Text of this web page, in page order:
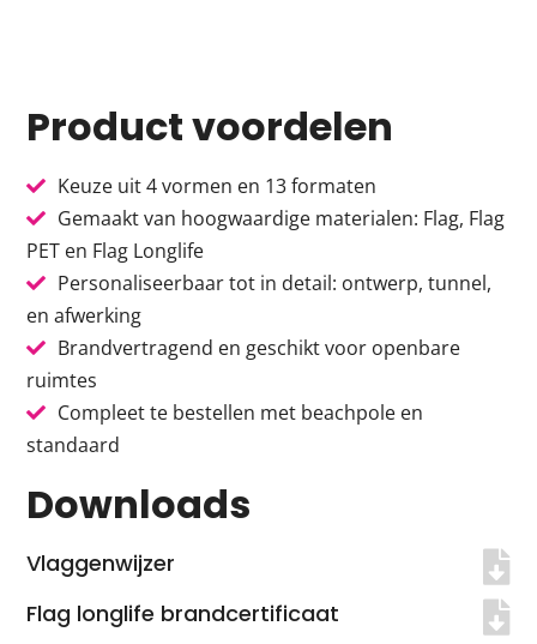
Product voordelen
Keuze uit 4 vormen en 13 formaten
Gemaakt van hoogwaardige materialen: Flag, Flag
PET en Flag Longlife
Personaliseerbaar tot in detail: ontwerp, tunnel,
en afwerking
Brandvertragend en geschikt voor openbare
ruimtes
Compleet te bestellen met beachpole en
standaard
Downloads
Vlaggenwijzer
Flag longlife brandcertificaat